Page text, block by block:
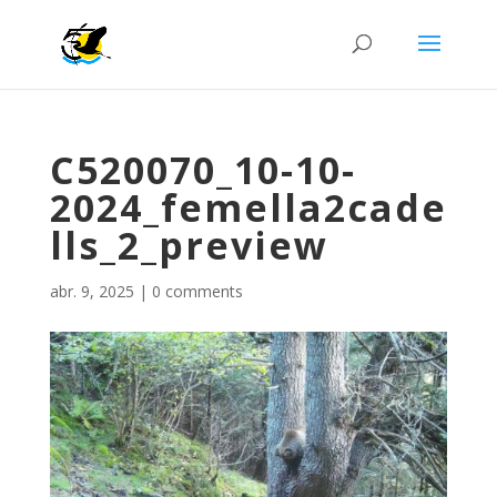
C520070_10-10-
2024_femella2cade
lls_2_preview
abr. 9, 2025 | 0 comments